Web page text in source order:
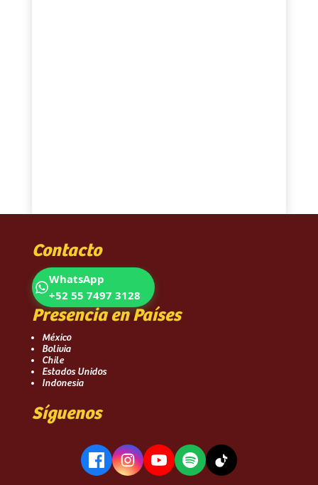
Contacto
WhatsApp
+52 55 7497 3128
Presencia en Países
México
Bolivia
Chile
Estados Unidos
Indonesia
Síguenos